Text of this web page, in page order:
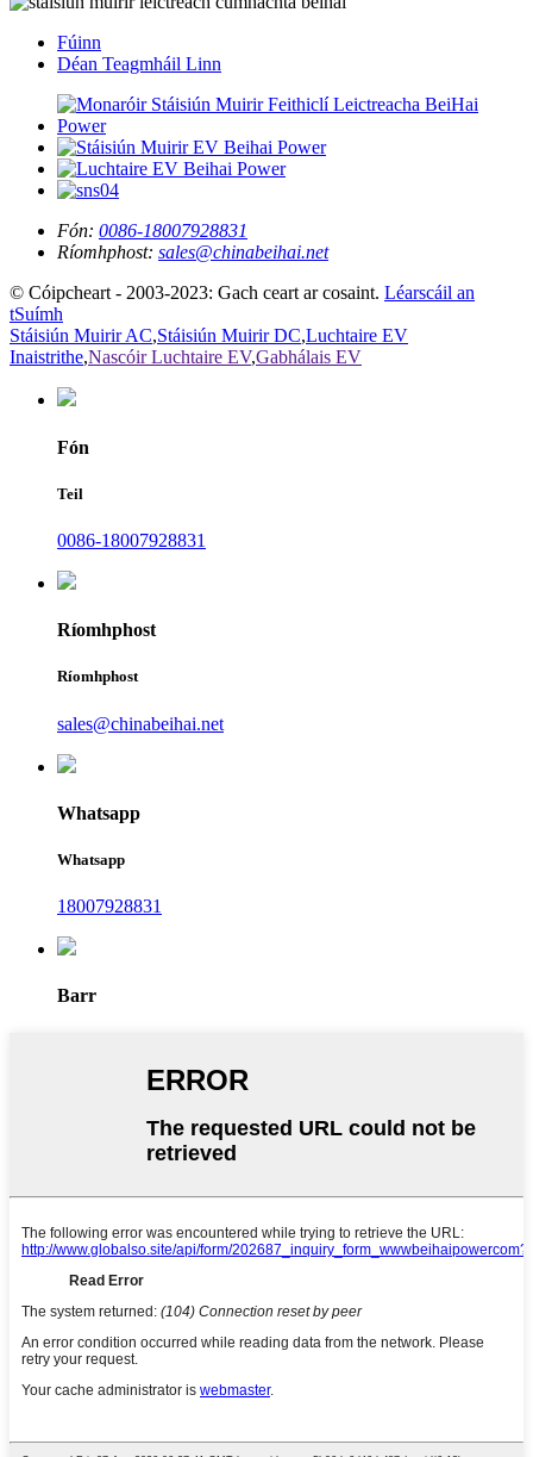
Fúinn
Déan Teagmháil Linn
Fón: 0086-18007928831
Ríomhphost: sales@chinabeihai.net
© Cóipcheart - 2003-2023: Gach ceart ar cosaint. Léarscáil an
tSuímh
Stáisiún Muirir AC,Stáisiún Muirir DC,Luchtaire EV
Inaistrithe,Nascóir Luchtaire EV,Gabhálais EV
Fón
Teil
0086-18007928831
Ríomhphost
Ríomhphost
sales@chinabeihai.net
Whatsapp
Whatsapp
18007928831
Barr